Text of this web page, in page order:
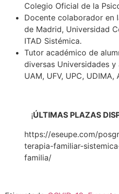
Colegio Oficial de la
Docente colaborador en
de Madrid, Universidad
ITAD Sistémica.
Tutor académico de
diversas Universidades y
UAM, UFV, UPC, UDIMA,
¡ÚLTIMAS PLAZAS
https://eseupe.com/
terapia-familiar-
familia/